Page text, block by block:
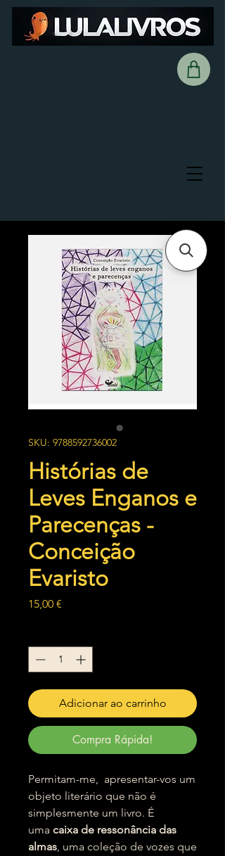
SKU: 9788592736002
Histórias de
Leves Enganos e
Parecenças -
Conceição
Evaristo
15,00 €
Adicionar ao carrinho
Compra Rápida!
Permitam-me, apresentar-vos um
objeto literário que não é
simplesmente um livro. É
uma caixa de ressonância das
almas, uma coleção de vozes que